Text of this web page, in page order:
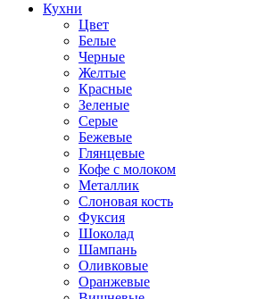
Кухни
Цвет
Белые
Черные
Желтые
Красные
Зеленые
Серые
Бежевые
Глянцевые
Кофе с молоком
Металлик
Слоновая кость
Фуксия
Шоколад
Шампань
Оливковые
Оранжевые